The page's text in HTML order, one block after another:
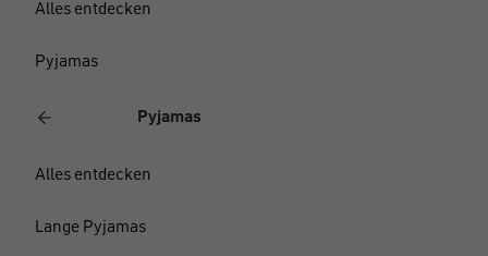
Alles entdecken
Pyjamas
Pyjamas
Alles entdecken
Lange Pyjamas